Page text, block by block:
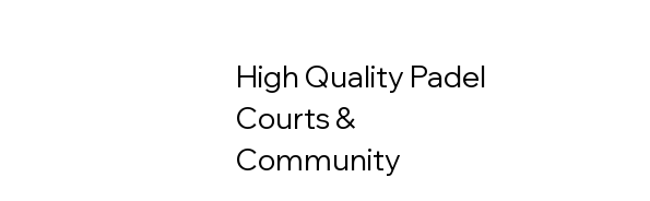
High Quality Padel
Courts &
Community